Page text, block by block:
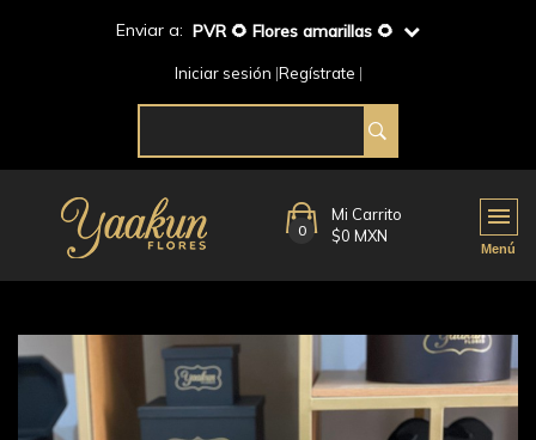
Enviar a: PVR 🌻 Flores amarillas 🌻
Iniciar sesión Regístrate
0
Mi Carrito
$0 MXN